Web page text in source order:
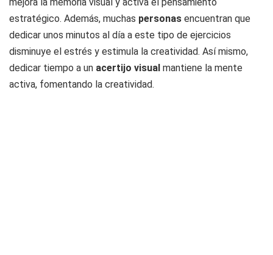
estratégico. Además, muchas personas encuentran que
dedicar unos minutos al día a este tipo de ejercicios
disminuye el estrés y estimula la creatividad. Así mismo,
dedicar tiempo a un acertijo visual mantiene la mente
activa, fomentando la creatividad.